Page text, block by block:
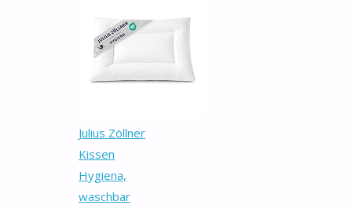
Julius Zöllner
Kissen
Hygiena,
waschbar